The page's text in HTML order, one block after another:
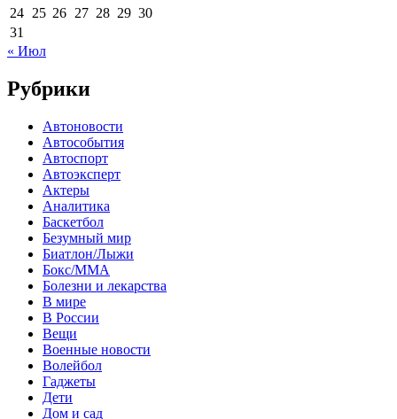
24 25 26 27 28 29 30
31
« Июл
Рубрики
Автоновости
Автособытия
Автоспорт
Автоэксперт
Актеры
Аналитика
Баскетбол
Безумный мир
Биатлон/Лыжи
Бокс/MMA
Болезни и лекарства
В мире
В России
Вещи
Военные новости
Волейбол
Гаджеты
Дети
Дом и сад